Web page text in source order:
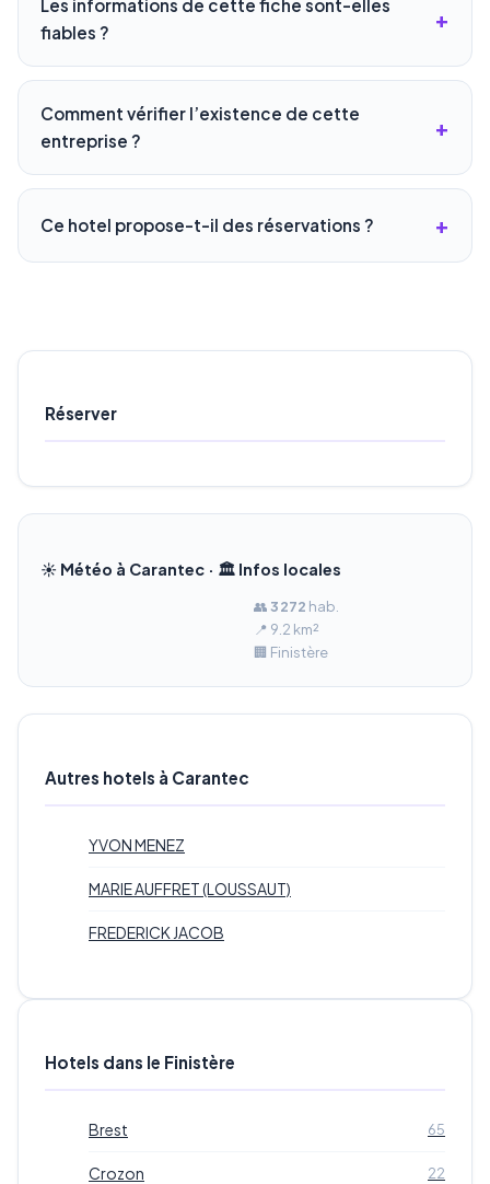
Les informations de cette fiche sont-elles
fiables ?
Comment vérifier l’existence de cette
entreprise ?
Ce hotel propose-t-il des réservations ?
Réserver
☀️ Météo à Carantec · 🏛️ Infos locales
👥 3 272 hab.
📍 9.2 km²
🏢 Finistère
Autres hotels à Carantec
YVON MENEZ
MARIE AUFFRET (LOUSSAUT)
FREDERICK JACOB
Hotels dans le Finistère
Brest 65
Crozon 22